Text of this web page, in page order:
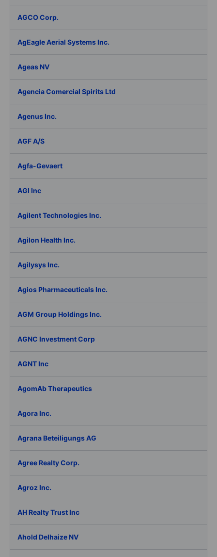
AGCO Corp.
AgEagle Aerial Systems Inc.
Ageas NV
Agencia Comercial Spirits Ltd
Agenus Inc.
AGF A/S
Agfa-Gevaert
AGI Inc
Agilent Technologies Inc.
Agilon Health Inc.
Agilysys Inc.
Agios Pharmaceuticals Inc.
AGM Group Holdings Inc.
AGNC Investment Corp
AGNT Inc
AgomAb Therapeutics
Agora Inc.
Agrana Beteiligungs AG
Agree Realty Corp.
Agroz Inc.
AH Realty Trust Inc
Ahold Delhaize NV